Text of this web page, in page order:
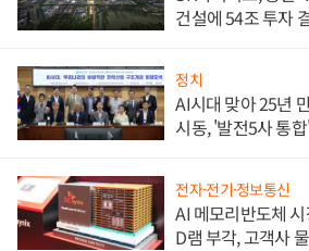
건설에 54조 투자
정치
AI시대 맞아 25년
시동, '발전5사 통합
전자·전기·정보통신
AI 메모리반도체
D램 부각, 고객사